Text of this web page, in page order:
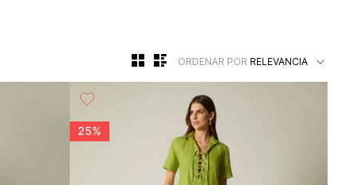
ORDENAR POR RELEVANCIA
25%